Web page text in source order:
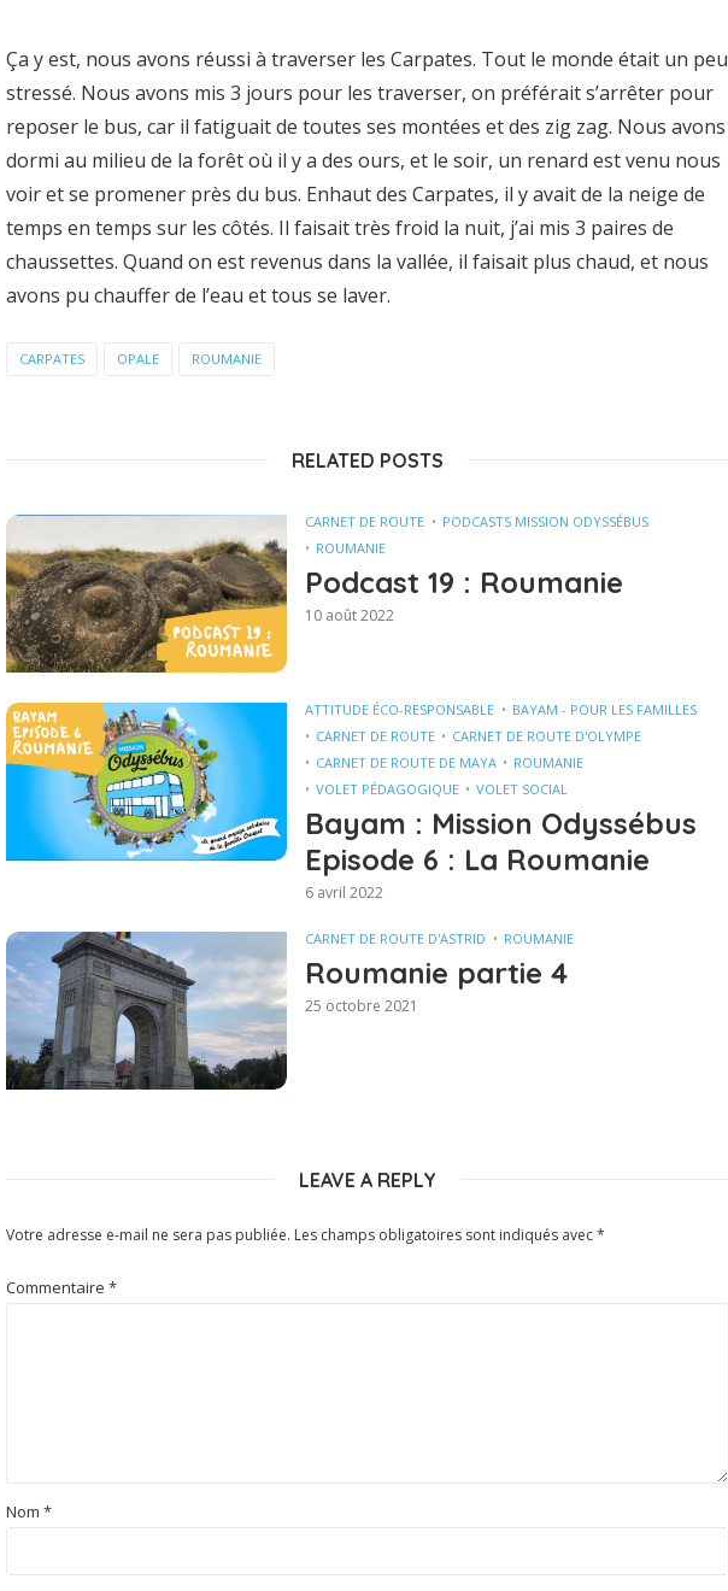
Ça y est, nous avons réussi à traverser les Carpates. Tout le monde était un peu
stressé. Nous avons mis 3 jours pour les traverser, on préférait s’arrêter pour
reposer le bus, car il fatiguait de toutes ses montées et des zig zag. Nous avons
dormi au milieu de la forêt où il y a des ours, et le soir, un renard est venu nous
voir et se promener près du bus. Enhaut des Carpates, il y avait de la neige de
temps en temps sur les côtés. Il faisait très froid la nuit, j’ai mis 3 paires de
chaussettes. Quand on est revenus dans la vallée, il faisait plus chaud, et nous
avons pu chauffer de l’eau et tous se laver.
CARPATES OPALE ROUMANIE
RELATED POSTS
CARNET DE ROUTE
PODCASTS MISSION ODYSSÉBUS
ROUMANIE
Podcast 19 : Roumanie
10 août 2022
ATTITUDE ÉCO-RESPONSABLE
BAYAM - POUR LES FAMILLES
CARNET DE ROUTE
CARNET DE ROUTE D'OLYMPE
CARNET DE ROUTE DE MAYA
ROUMANIE
VOLET PÉDAGOGIQUE
VOLET SOCIAL
Bayam : Mission Odyssébus
Episode 6 : La Roumanie
6 avril 2022
CARNET DE ROUTE D'ASTRID ROUMANIE
Roumanie partie 4
25 octobre 2021
LEAVE A REPLY
Votre adresse e-mail ne sera pas publiée. Les champs obligatoires sont indiqués avec*
Commentaire *
Nom *